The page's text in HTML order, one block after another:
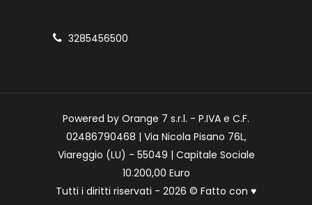
3285456500
Powered by Orange 7 s.r.l. - P.IVA e C.F.
02486790468 | Via Nicola Pisano 76L,
Viareggio (LU) - 55049 | Capitale Sociale
10.200,00 Euro
Tutti i diritti riservati - 2026 © Fatto con ♥